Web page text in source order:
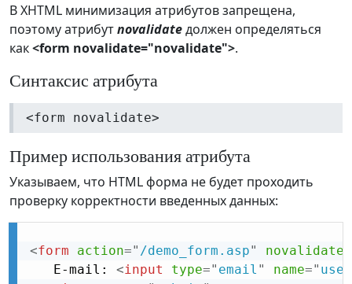
В XHTML минимизация атрибутов запрещена,
поэтому атрибутnovalidateдолжен определяться
как<form novalidate="novalidate">.
Синтаксис атрибута
<form novalidate>
Пример использования атрибута
Указываем, что HTML форма не будет проходить
проверку корректности введенных данных:
<form action=" /demo_form.asp" novalidate
   E-mail:
<input type=" email " name="